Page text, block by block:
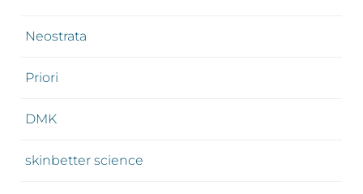
Neostrata
Priori
DMK
skinbetter science